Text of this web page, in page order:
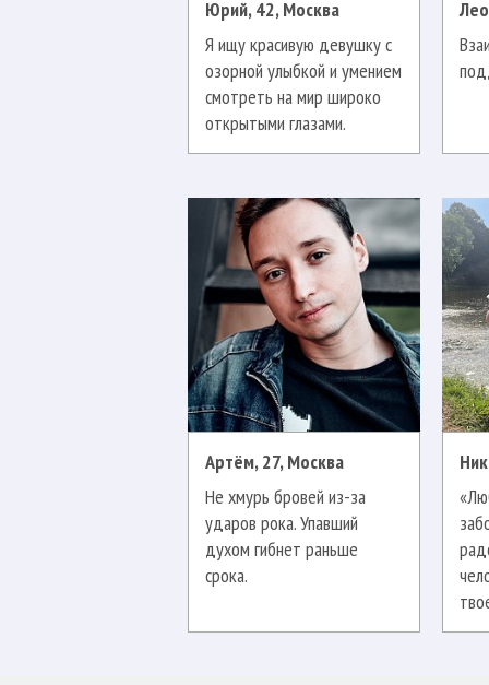
Юрий, 42, Москва
Я ищу красивую девушку с
озорной улыбкой и умением
смотреть на мир широко
открытыми глазами.
Артём, 27, Москва
Не хмурь бровей из-за
ударов рока. Упавший
духом гибнет раньше
срока.